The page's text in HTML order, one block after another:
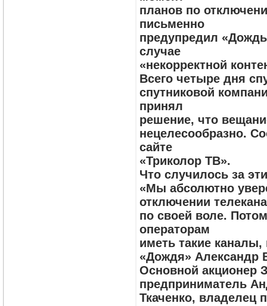
планов по
письменно
предупредил
случае
«некорректной
Всего четыре дня
спутниковой
принял
решение, что
нецелесообразно.
сайте
«Триколор ТВ».
Что случилось за
«Мы абсолютно
отключении
по своей воле.
операторам
иметь такие
«Дождя» Александр
Основной акционер
предприниматель
Ткаченко, владелец